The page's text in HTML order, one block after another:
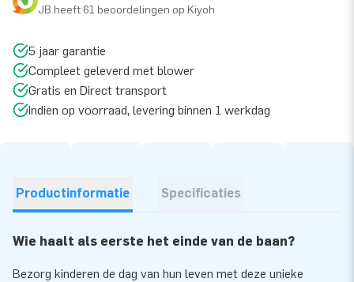
JB heeft 61 beoordelingen op Kiyoh
5 jaar garantie
Compleet geleverd met blower
Gratis en Direct transport
Indien op voorraad, levering binnen 1 werkdag
Productinformatie Specificaties
Wie haalt als eerste het einde van de baan?
Bezorg kinderen de dag van hun leven met deze unieke